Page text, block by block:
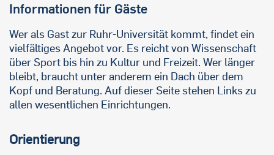
Informationen für Gäste
Wer als Gast zur Ruhr-Universität kommt, findet ein
vielfältiges Angebot vor. Es reicht von Wissenschaft
über Sport bis hin zu Kultur und Freizeit. Wer länger
bleibt, braucht unter anderem ein Dach über dem
Kopf und Beratung. Auf dieser Seite stehen Links zu
allen wesentlichen Einrichtungen.
Orientierung